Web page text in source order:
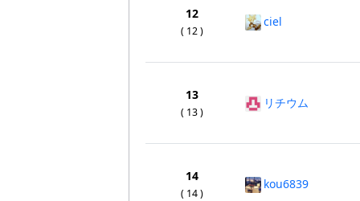
12
( 12 )
ciel
13
( 13 )
リチウム
14
( 14 )
kou6839